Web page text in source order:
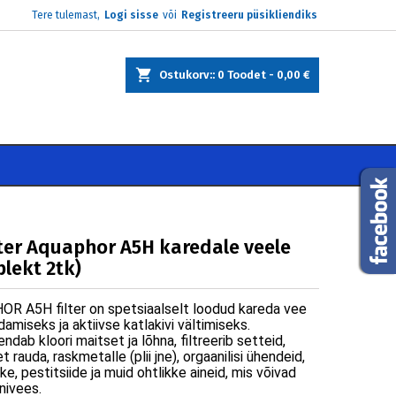
Tere tulemast, Logi sisse või Registreeru püsikliendiks
Ostukorv: 0 Toodet - 0,00 €
Aquaphor A5H karedale veele
2tk)
A5H filter on spetsiaalselt loodud kareda vee
ja aktiivse katlakivi vältimiseks.
kloori maitset ja lõhna, filtreerib setteid,
rauda, raskmetalle (plii jne), orgaanilisi ühendeid,
pestitsiide ja muid ohtlikke aineid, mis võivad